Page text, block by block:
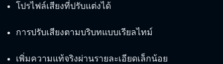
โปรไฟล์เสียงที่ปรับแต่งได้
การปรับเสียงตามบริบทแบบเรียลไทม์
เพิ่มความแท้จริงผ่านรายละเอียดเล็กน้อย